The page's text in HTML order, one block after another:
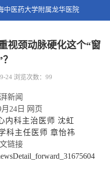
中医药大学附属龙华医院
视颈动脉硬化这个“窗
24 浏览次数： 99
新闻
月 24 日
网页
内科主治医师 沈虹
科主任医师 章怡祎
链接